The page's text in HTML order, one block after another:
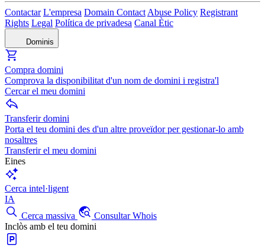
Contactar L'empresa Domain Contact Abuse Policy Registrant
Rights Legal Política de privadesa Canal Ètic
Dominis
Compra domini
Comprova la disponibilitat d'un nom de domini i registra'l
Cercar el meu domini
Transferir domini
Porta el teu domini des d'un altre proveïdor per gestionar-lo amb
nosaltres
Transferir el meu domini
Eines
Cerca intel·ligent
IA
Cerca massiva
Consultar Whois
Inclòs amb el teu domini